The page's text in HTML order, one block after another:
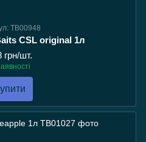
TB00948
CSL original 1л
грн/шт.